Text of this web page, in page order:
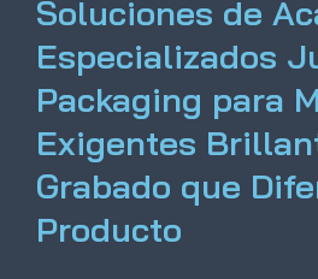
Soluciones de
Especializados
Packaging para
Exigentes
Grabado que
Producto